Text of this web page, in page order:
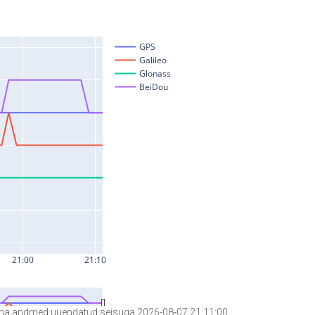
andmed uuendatud seisuga 2026-08-07 21:11:00